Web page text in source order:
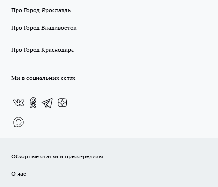
Про Город Ярославль
Про Город Владивосток
Про Город Краснодара
Мы в социальных сетях
Обзорные статьи и пресс-релизы
О нас